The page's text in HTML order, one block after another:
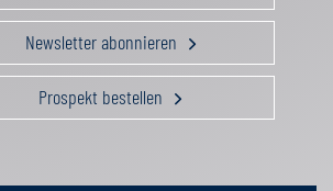
Newsletter abonnieren
Prospekt bestellen